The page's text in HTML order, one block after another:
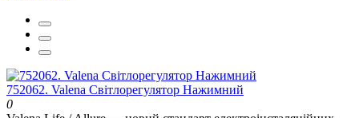
752062. Valena Світлорегулятор Нажимний
0